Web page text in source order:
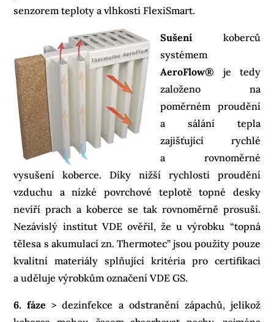
senzorem teploty a vlhkosti FlexiSmart.
Sušení koberců
systémem
AeroFlow® je tedy
založeno na
poměrném proudění
a sálání tepla
zajišťující rychlé
a rovnoměrné
vysušení koberce. Díky nižší rychlosti proudění
vzduchu a nízké povrchové teplotě topné desky
nevíří prach a koberce se tak rovnoměrně prosuší.
Nezávislý institut VDE ověřil, že u výrobku “topná
tělesa s akumulací zn. Thermotec” jsou použity pouze
kvalitní materiály splňující kritéria pro certifikaci
a uděluje výrobkům označení VDE GS.
6. fáze> dezinfekce a odstranění zápachů, jelikož